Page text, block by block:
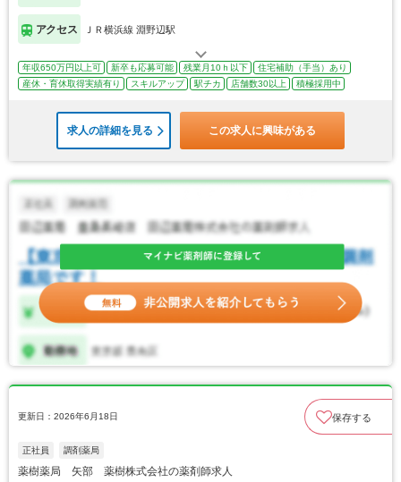
アクセス ＪＲ横浜線 淵野辺駅
年収650万円以上可 新卒も応募可能 残業月10ｈ以下
住宅補助（手当）あり
産休・育休取得実績有り
スキルアップ 駅チカ 店舗数30以上 積極採用中
求人の詳細を見る この求人に興味がある
更新日：2026年6月18日 保存する
正社員 調剤薬局
薬樹薬局 矢部 薬樹株式会社の薬剤師求人